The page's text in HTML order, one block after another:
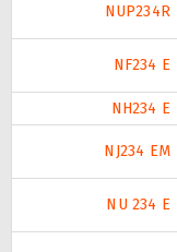
NUP234R
NF234 E
NH234 E
NJ234 EM
NU 234 E